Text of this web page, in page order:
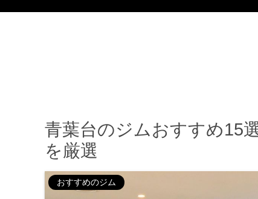
青葉台のジムおすすめ15
を厳選
おすすめのジム